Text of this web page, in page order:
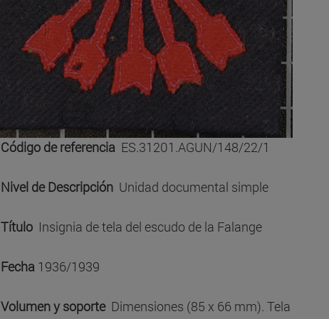
Código de referencia ES.31201.AGUN/148/22/1
Nivel de Descripción Unidad documental simple
Título Insignia de tela del escudo de la Falange
Fecha 1936/1939
Volumen y soporteDimensiones (85 x 66 mm). Tela